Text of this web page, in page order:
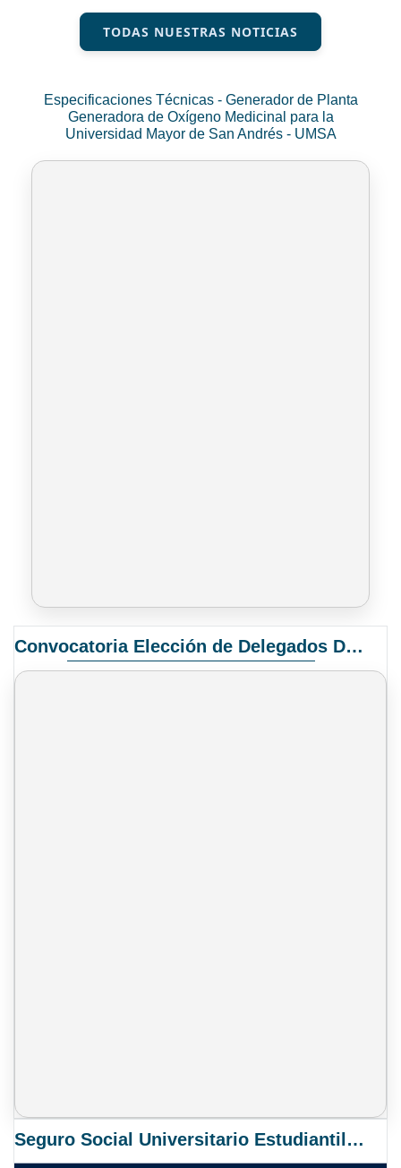
TODAS NUESTRAS NOTICIAS
Especificaciones Técnicas - Generador de Planta
Generadora de Oxígeno Medicinal para la
Universidad Mayor de San Andrés - UMSA
Convocatoria Elección de Delegados Docentes para el XIV Congreso Nacional de Universidades
Seguro Social Universitario Estudiantil SSUE